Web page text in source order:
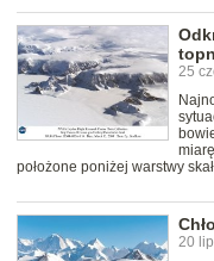
25
położone poniżej warstwy skał
20